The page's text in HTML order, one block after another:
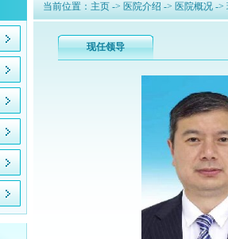
当前位置： 主页 -> 医院介绍 -> 医院概况 ->
现任领导